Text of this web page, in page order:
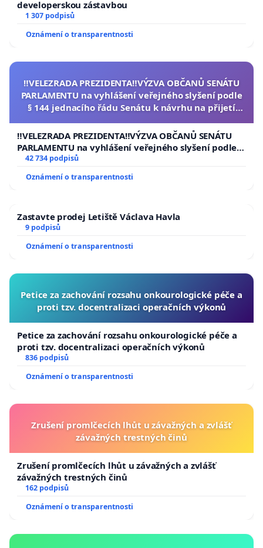
developerskou zástavbou
1 307 podpisů
Oznámení o transparentnosti
‼️VELEZRADA PREZIDENTA‼️VÝZVA OBČANŮ SENÁTU
PARLAMENTU na vyhlášení veřejného slyšení podle
§ 144 jednacího řádu Senátu k návrhu na přijetí
republiky
‼️VELEZRADA PREZIDENTA‼️VÝZVA OBČANŮ SENÁTU
PARLAMENTU na vyhlášení veřejného slyšení podle §
144 jednacího řádu Senátu k návrhu na přijetí
republiky
42 734 podpisů
Oznámení o transparentnosti
Zastavte prodej Letiště Václava Havla
9 podpisů
Oznámení o transparentnosti
Petice za zachování rozsahu onkourologické péče a
proti tzv. docentralizaci operačních výkonů
Petice za zachování rozsahu onkourologické péče a
proti tzv. docentralizaci operačních výkonů
836 podpisů
Oznámení o transparentnosti
Zrušení promlčecích lhůt u závažných a zvlášť
závažných trestných činů
Zrušení promlčecích lhůt u závažných a zvlášť
závažných trestných činů
162 podpisů
Oznámení o transparentnosti